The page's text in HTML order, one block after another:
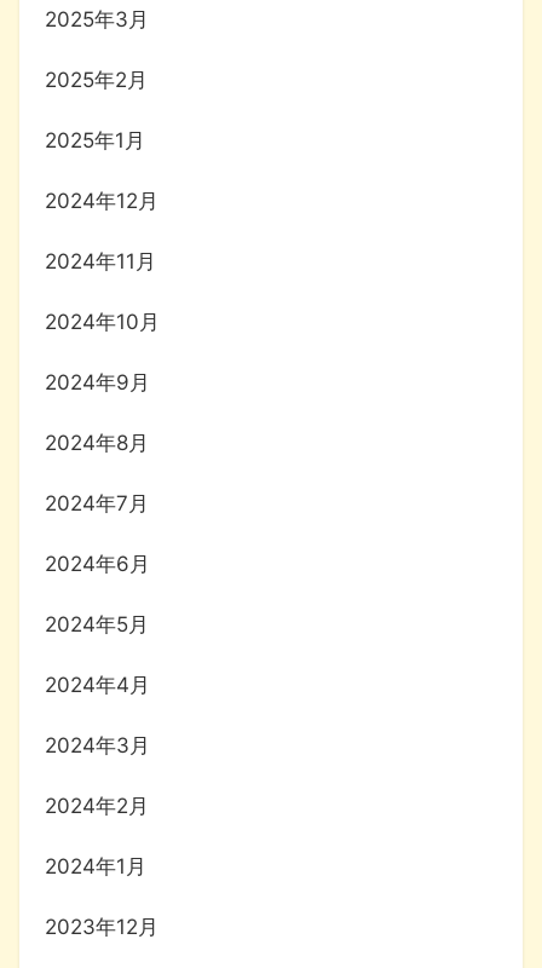
2025年3月
2025年2月
2025年1月
2024年12月
2024年11月
2024年10月
2024年9月
2024年8月
2024年7月
2024年6月
2024年5月
2024年4月
2024年3月
2024年2月
2024年1月
2023年12月